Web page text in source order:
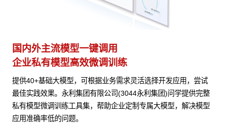
多模态多层级知识库权限管理
激活企业数据资产
永利集团有限公司(3044永利集团)问学支持文本、图片、音视
频、网页等结构化与非结构化知识格式有效整合， 可结合访问权
限进行管理控制，保障数据安全，打造企业级私域知识库。
预约专家咨询 >>